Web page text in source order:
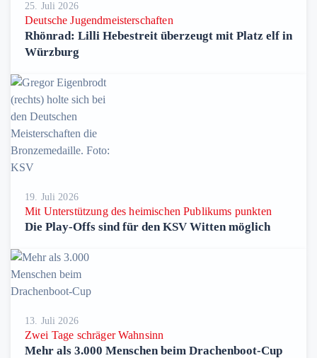
25. Juli 2026
Deutsche Jugendmeisterschaften
Rhönrad: Lilli Hebestreit überzeugt mit Platz elf in
Würzburg
19. Juli 2026
Mit Unterstützung des heimischen Publikums punkten
Die Play-Offs sind für den KSV Witten möglich
13. Juli 2026
Zwei Tage schräger Wahnsinn
Mehr als 3.000 Menschen beim Drachenboot-Cup